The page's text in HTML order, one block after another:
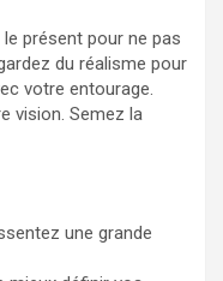
présent pour ne pas
du réalisme pour
votre entourage.
vision. Semez la
une grande